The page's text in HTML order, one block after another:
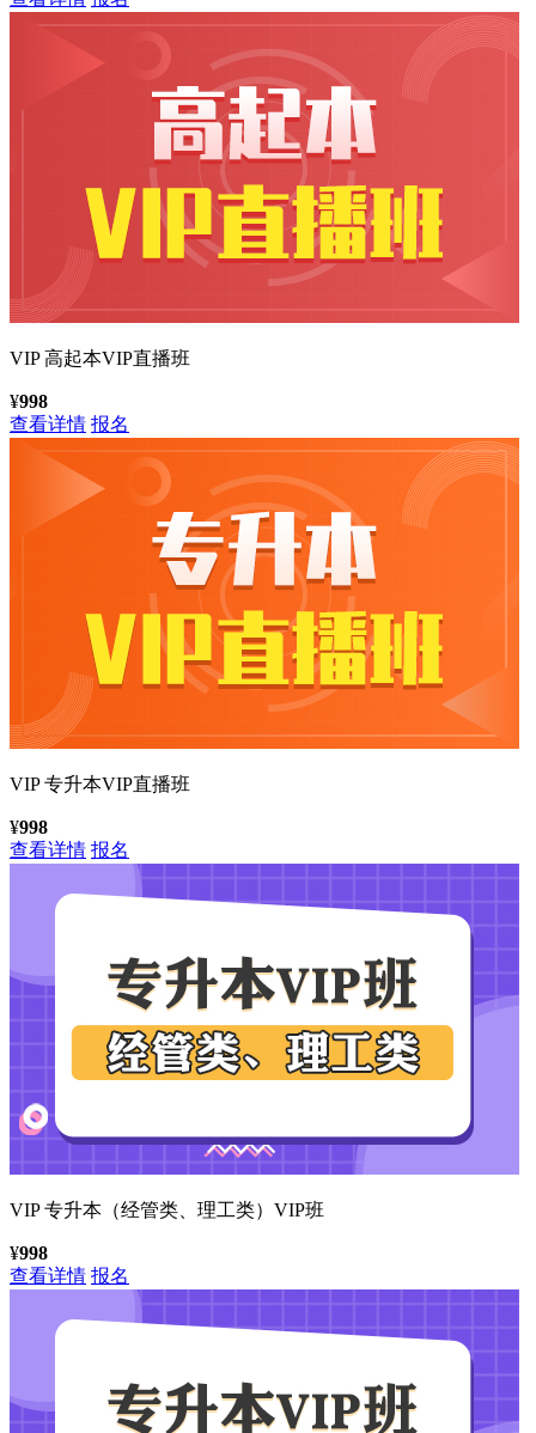
VIP高起本VIP直播班
¥998
查看详情 报名
VIP专升本VIP直播班
¥998
查看详情 报名
VIP专升本（经管类、理工类）VIP班
¥998
查看详情 报名